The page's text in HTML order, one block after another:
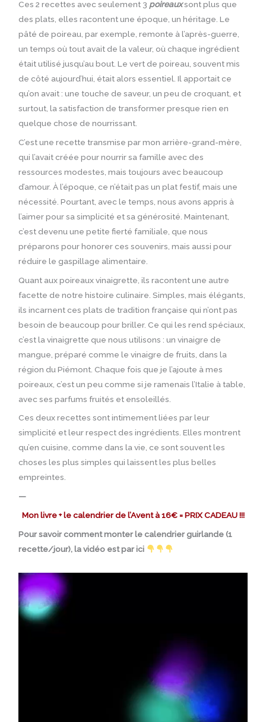
Ces 2 recettes avec seulement 3 poireauxsont plus que
des plats, elles racontent une époque, un héritage. Le
pâté de poireau, par exemple, remonte à l’après-guerre,
un temps où tout avait de la valeur, où chaque ingrédient
était utilisé jusqu’au bout. Le vert de poireau, souvent mis
de côté aujourd’hui, était alors essentiel. Il apportait ce
qu’on avait : une touche de saveur, un peu de croquant, et
surtout, la satisfaction de transformer presque rien en
quelque chose de nourrissant.
C’est une recette transmise par mon arrière-grand-mère,
qui l’avait créée pour nourrir sa famille avec des
ressources modestes, mais toujours avec beaucoup
d’amour. À l’époque, ce n’était pas un plat festif, mais une
nécessité. Pourtant, avec le temps, nous avons appris à
l’aimer pour sa simplicité et sa générosité. Maintenant,
c’est devenu une petite fierté familiale, que nous
préparons pour honorer ces souvenirs, mais aussi pour
réduire le gaspillage alimentaire.
Quant aux poireaux vinaigrette, ils racontent une autre
facette de notre histoire culinaire. Simples, mais élégants,
ils incarnent ces plats de tradition française qui n’ont pas
besoin de beaucoup pour briller. Ce qui les rend spéciaux,
c’est la vinaigrette que nous utilisons : un vinaigre de
mangue, préparé comme le vinaigre de fruits, dans la
région du Piémont. Chaque fois que je l’ajoute à mes
poireaux, c’est un peu comme si je ramenais l’Italie à table,
avec ses parfums fruités et ensoleillés.
Ces deux recettes sont intimement liées par leur
simplicité et leur respect des ingrédients. Elles montrent
qu’en cuisine, comme dans la vie, ce sont souvent les
choses les plus simples qui laissent les plus belles
empreintes.
—
Mon livre + le calendrier de l’Avent à 16€ = PRIX CADEAU !!!
Pour savoir comment monter le calendrier guirlande (1
recette/jour), la vidéo est par ici